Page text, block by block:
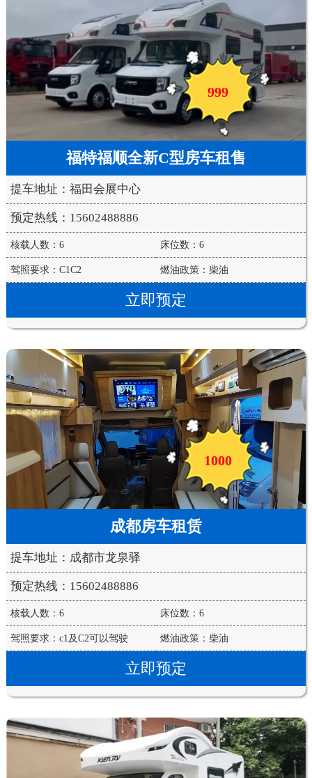
999
福特福顺全新C型房车租售
提车地址：福田会展中心
预定热线：15602488886
核载人数：6 床位数：6
驾照要求：C1C2 燃油政策：柴油
立即预定
1000
成都房车租赁
提车地址：成都市龙泉驿
预定热线：15602488886
核载人数：6 床位数：6
驾照要求：c1及C2可以驾驶 燃油政策：柴油
立即预定